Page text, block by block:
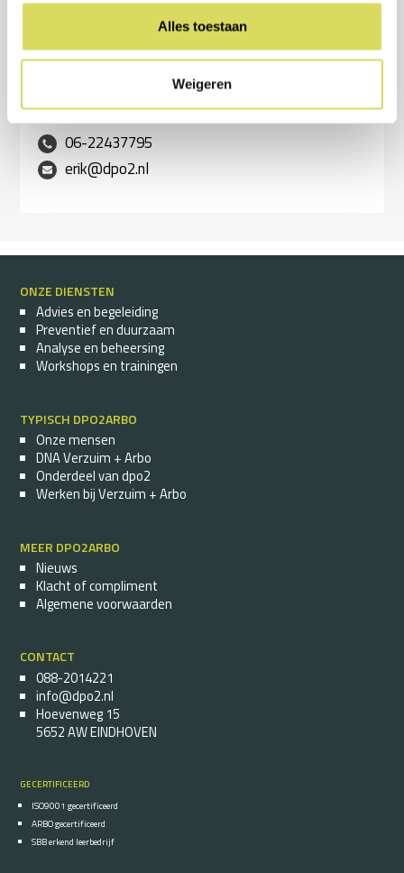
Alles toestaan
Weigeren
Bel of mail
Managing Partner dpo2
06-22437795
erik@dpo2.nl
ONZE DIENSTEN
Advies en begeleiding
Preventief en duurzaam
Analyse en beheersing
Workshops en trainingen
TYPISCH DPO2ARBO
Onze mensen
DNA Verzuim + Arbo
Onderdeel van dpo2
Werken bij Verzuim + Arbo
MEER DPO2ARBO
Nieuws
Klacht of compliment
Algemene voorwaarden
CONTACT
088-2014221
info@dpo2.nl
Hoevenweg 15
5652 AW EINDHOVEN
GECERTIFICEERD
ISO9001 gecertificeerd
ARBO gecertificeerd
SBB erkend leerbedrijf